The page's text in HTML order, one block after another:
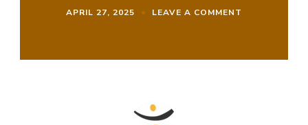
APRIL 27, 2025 LEAVE A COMMENT